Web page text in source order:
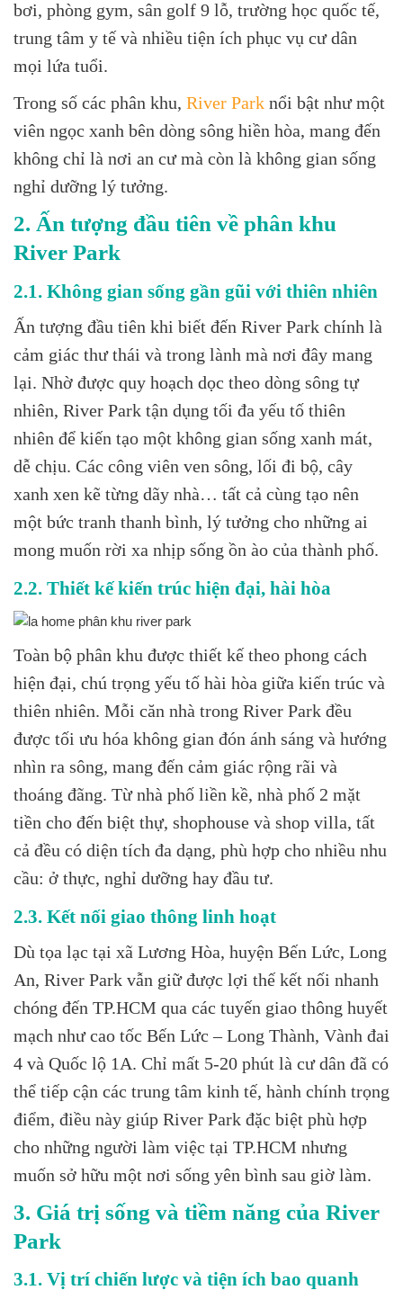
bơi, phòng gym, sân golf 9 lỗ, trường học quốc tế,
trung tâm y tế và nhiều tiện ích phục vụ cư dân
mọi lứa tuổi.
Trong số các phân khu, River Park nổi bật như một
viên ngọc xanh bên dòng sông hiền hòa, mang đến
không chỉ là nơi an cư mà còn là không gian sống
nghỉ dưỡng lý tưởng.
2. Ấn tượng đầu tiên về phân khu
River Park
2.1. Không gian sống gần gũi với thiên nhiên
Ấn tượng đầu tiên khi biết đến River Park chính là
cảm giác thư thái và trong lành mà nơi đây mang
lại. Nhờ được quy hoạch dọc theo dòng sông tự
nhiên, River Park tận dụng tối đa yếu tố thiên
nhiên để kiến tạo một không gian sống xanh mát,
dễ chịu. Các công viên ven sông, lối đi bộ, cây
xanh xen kẽ từng dãy nhà… tất cả cùng tạo nên
một bức tranh thanh bình, lý tưởng cho những ai
mong muốn rời xa nhịp sống ồn ào của thành phố.
2.2. Thiết kế kiến trúc hiện đại, hài hòa
Toàn bộ phân khu được thiết kế theo phong cách
hiện đại, chú trọng yếu tố hài hòa giữa kiến trúc và
thiên nhiên. Mỗi căn nhà trong River Park đều
được tối ưu hóa không gian đón ánh sáng và hướng
nhìn ra sông, mang đến cảm giác rộng rãi và
thoáng đãng. Từ nhà phố liền kề, nhà phố 2 mặt
tiền cho đến biệt thự, shophouse và shop villa, tất
cả đều có diện tích đa dạng, phù hợp cho nhiều nhu
cầu: ở thực, nghỉ dưỡng hay đầu tư.
2.3. Kết nối giao thông linh hoạt
Dù tọa lạc tại xã Lương Hòa, huyện Bến Lức, Long
An, River Park vẫn giữ được lợi thế kết nối nhanh
chóng đến TP.HCM qua các tuyến giao thông huyết
mạch như cao tốc Bến Lức – Long Thành, Vành đai
4 và Quốc lộ 1A. Chỉ mất 5-20 phút là cư dân đã có
thể tiếp cận các trung tâm kinh tế, hành chính trọng
điểm, điều này giúp River Park đặc biệt phù hợp
cho những người làm việc tại TP.HCM nhưng
muốn sở hữu một nơi sống yên bình sau giờ làm.
3. Giá trị sống và tiềm năng của River
Park
3.1. Vị trí chiến lược và tiện ích bao quanh